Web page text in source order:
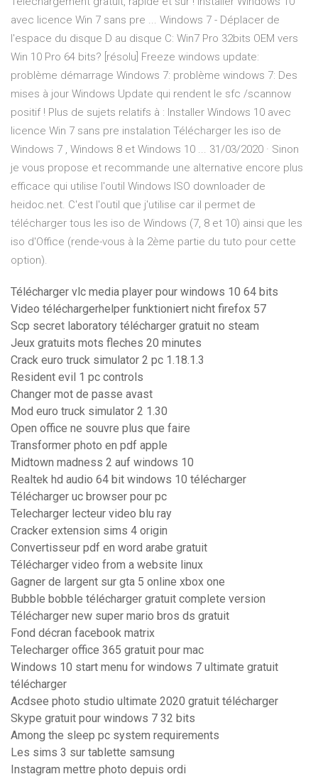
avec licence Win 7 sans pre ... Windows 7 - Déplacer de
l'espace du disque D au disque C: Win7 Pro 32bits OEM vers
Win 10 Pro 64 bits? [résolu] Freeze windows update:
problème démarrage Windows 7: problème windows 7: Des
mises à jour Windows Update qui rendent le sfc /scannow
positif ! Plus de sujets relatifs à : Installer Windows 10 avec
licence Win 7 sans pre instalation Télécharger les iso de
Windows 7 , Windows 8 et Windows 10 ... 31/03/2020 · Sinon
je vous propose et recommande une alternative encore plus
efficace qui utilise l'outil Windows ISO downloader de
heidoc.net. C'est l'outil que j'utilise car il permet de
télécharger tous les iso de Windows (7, 8 et 10) ainsi que les
iso d'Office (rende-vous à la 2ème partie du tuto pour cette
option).
Télécharger vlc media player pour windows 10 64 bits
Video téléchargerhelper funktioniert nicht firefox 57
Scp secret laboratory télécharger gratuit no steam
Jeux gratuits mots fleches 20 minutes
Crack euro truck simulator 2 pc 1.18.1.3
Resident evil 1 pc controls
Changer mot de passe avast
Mod euro truck simulator 2 1.30
Open office ne souvre plus que faire
Transformer photo en pdf apple
Midtown madness 2 auf windows 10
Realtek hd audio 64 bit windows 10 télécharger
Télécharger uc browser pour pc
Telecharger lecteur video blu ray
Cracker extension sims 4 origin
Convertisseur pdf en word arabe gratuit
Télécharger video from a website linux
Gagner de largent sur gta 5 online xbox one
Bubble bobble télécharger gratuit complete version
Télécharger new super mario bros ds gratuit
Fond décran facebook matrix
Telecharger office 365 gratuit pour mac
Windows 10 start menu for windows 7 ultimate gratuit
télécharger
Acdsee photo studio ultimate 2020 gratuit télécharger
Skype gratuit pour windows 7 32 bits
Among the sleep pc system requirements
Les sims 3 sur tablette samsung
Instagram mettre photo depuis ordi